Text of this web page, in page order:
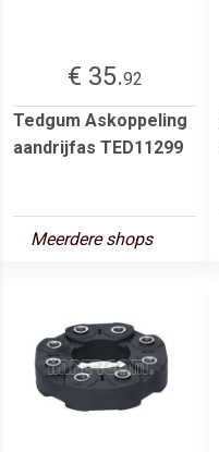
€ 35.92
Tedgum Askoppeling
aandrijfas TED11299
Meerdere shops